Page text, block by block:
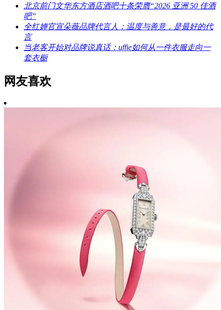
北京前门文华东方酒店酒吧十条荣膺“2026 亚洲 50 佳酒
吧”
全红婵官宣朵薇品牌代言人：温度与善意，是最好的代
言
当老客开始对品牌说真话：uffie如何从一件衣服走向一
套衣橱
网友喜欢